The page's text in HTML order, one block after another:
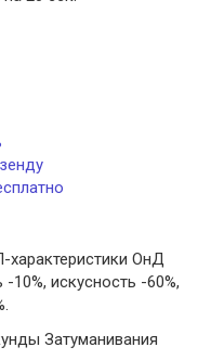
ОнД
искусность -60%,
Затуманивания